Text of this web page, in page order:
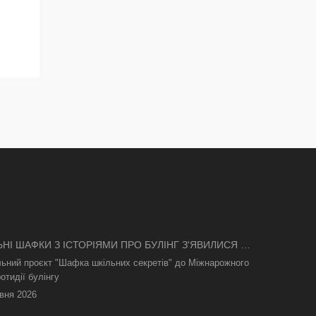
ШАФКИ З ІСТОРІЯМИ ПРО БУЛІНГ З'ЯВИЛИСЯ В
проєкт "Шафка шкільних секретів" до Міжнарожного
булінгу
2026